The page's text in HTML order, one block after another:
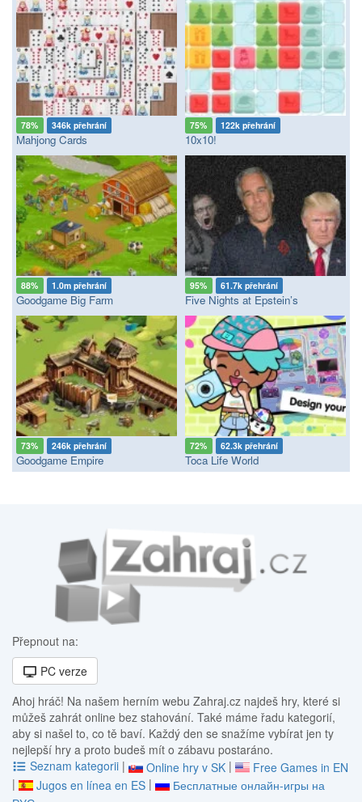
78% 346k přehrání
Mahjong Cards
75% 122k přehrání
10x10!
88% 1.0m přehrání
Goodgame Big Farm
95% 61.7k přehrání
Five Nights at Epstein’s
73% 246k přehrání
Goodgame Empire
72% 62.3k přehrání
Toca Life World
Přepnout na:
PC verze
Ahoj hráč! Na našem herním webu Zahraj.cz najdeš hry, které si
můžeš zahrát online bez stahování. Také máme řadu kategorií,
aby si našel to, co tě baví. Každý den se snažíme vybírat jen ty
nejlepší hry a proto budeš mít o zábavu postaráno.
Seznam kategorii | Online hry v SK |
Free Games in EN
|
Jugos en línea en ES |
Бесплатные онлайн-игры на